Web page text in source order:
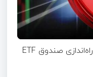
اقدام جدید شرکت گری‌اسکیل برای راه‌اندازی صندوق ETF